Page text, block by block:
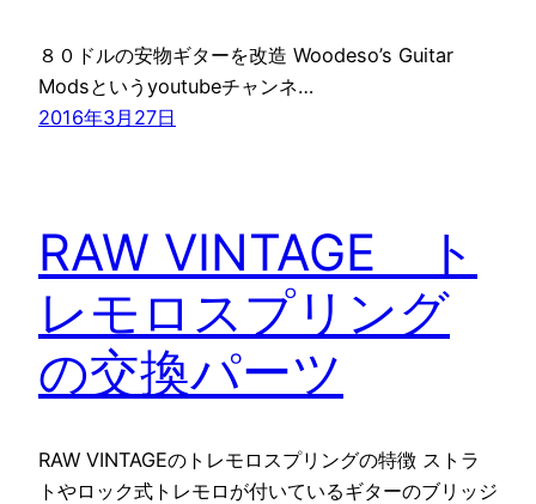
８０ドルの安物ギターを改造 Woodeso’s Guitar
Modsというyoutubeチャンネ…
2016年3月27日
RAW VINTAGE ト
レモロスプリング
の交換パーツ
RAW VINTAGEのトレモロスプリングの特徴 ストラ
トやロック式トレモロが付いているギターのブリッジ